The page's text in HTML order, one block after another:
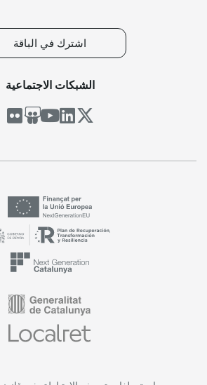
اشترك في الباقة
الشبكات الاجتماعية